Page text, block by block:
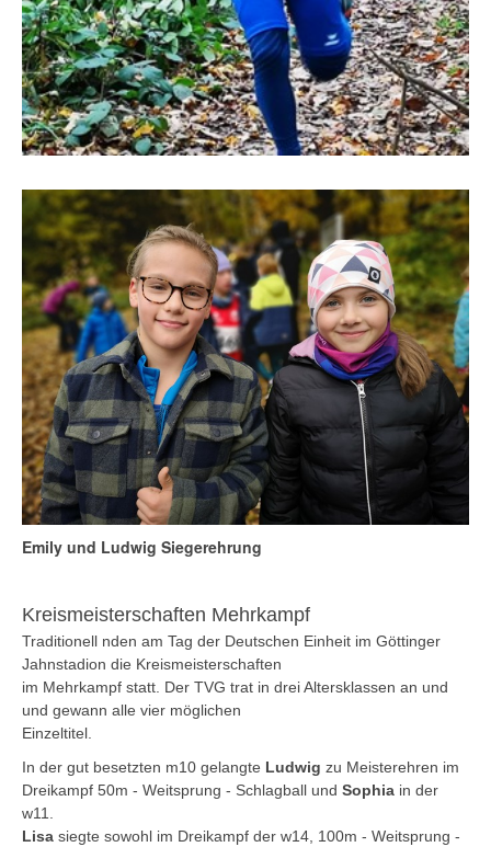
Emily und Ludwig Siegerehrung
Kreismeisterschaften Mehrkampf
Traditionell nden am Tag der Deutschen Einheit im Göttinger
Jahnstadion die Kreismeisterschaften
im Mehrkampf statt. Der TVG trat in drei Altersklassen an und
und gewann alle vier möglichen
Einzeltitel.
In der gut besetzten m10 gelangte Ludwig zu Meisterehren im
Dreikampf 50m - Weitsprung - Schlagball und Sophia in der
w11.
Lisa siegte sowohl im Dreikampf der w14, 100m - Weitsprung -